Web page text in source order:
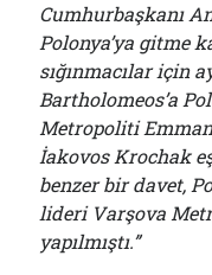
Cumhurbaşkanı
Polonya’ya gitme
sığınmacılar için
Bartholomeos’a
Metropoliti
İakovos Krochak
benzer bir davet,
lideri Varşova
yapılmıştı.”